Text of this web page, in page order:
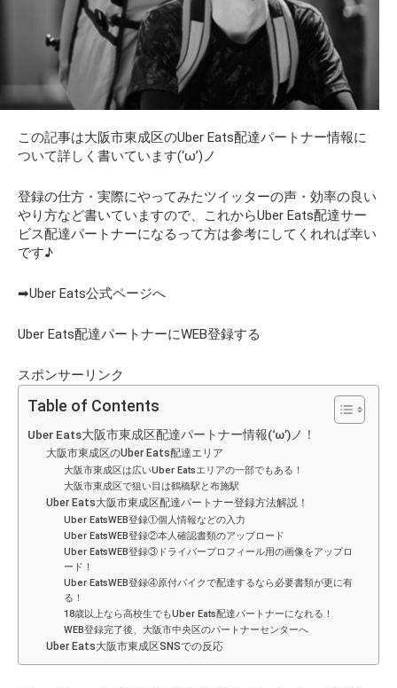
この記事は大阪市東成区のUber Eats配達パートナー情報に
ついて詳しく書いています(‘ω’)ノ
登録の仕方・ 実際にやってみたツイッターの声・効率の良い
やり方など書いていますので、これからUber Eats配達サー
ビス配達パートナーになるって方は参考にしてくれれば幸い
です♪
➡Uber Eats公式ページへ
Uber Eats配達パートナーにWEB登録する
スポンサーリンク
Table of Contents
Uber Eats大阪市東成区配達パートナー情報(‘ω’)ノ！
大阪市東成区のUber Eats配達エリア
大阪市東成区は広いUber Eatsエリアの一部でもある！
大阪市東成区で狙い目は鶴橋駅と布施駅
Uber Eats大阪市東成区配達パートナー登録方法解説！
Uber EatsWEB登録①個人情報などの入力
Uber EatsWEB登録②本人確認書類のアップロード
Uber EatsWEB登録③ドライバープロフィール用の画像をアップロ
ード！
Uber EatsWEB登録④原付バイクで配達するなら必要書類が更に有
る！
18歳以上なら高校生でもUber Eats配達パートナーになれる！
WEB登録完了後、大阪市中央区のパートナーセンターへ
Uber Eats大阪市東成区SNSでの反応